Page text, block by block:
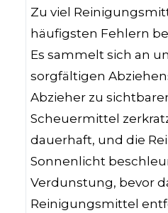
Zu viel
häufigsten Fehlern
Es sammelt sich an
sorgfältigen
Abzieher zu
Scheuermittel
dauerhaft, und die
Sonnenlicht
Verdunstung, bevor
Reinigungsmittel